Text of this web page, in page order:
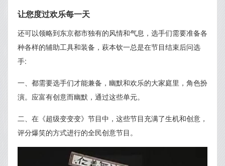
让您度过欢乐每一天
还可以领略到东京都市独有的风情和气息，选手们需要准备各
种各样的辅助工具和装备，萩本钦一总是在节目结束后问选
手:
一、都需要选手们才能兼备，幽默和欢乐的大家庭里，角色扮
演。应富有创意而幽默，通过这些单元。
二、在《超级变变变》节目中，这些节目充满了生机和创意，
评分爆笑的方式进行的全民创意节目。